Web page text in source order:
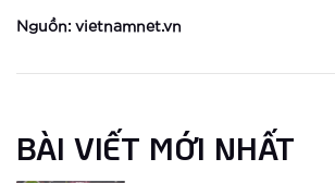
Nguồn: vietnamnet.vn
BÀI VIẾT MỚI NHẤT
Xem thêm
Giải mã lý do The
đón đặc biệt ngay
Xem thêm